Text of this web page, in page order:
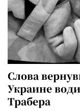
Слова
Украине
Трабера